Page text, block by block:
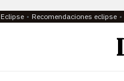
Eclipse Recomendaciones eclipse